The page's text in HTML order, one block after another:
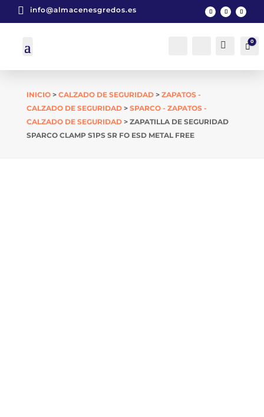
 info@almacenesgredos.es
Buscar 0
INICIO> CALZADO DE SEGURIDAD> ZAPATOS -
CALZADO DE SEGURIDAD> SPARCO - ZAPATOS -
CALZADO DE SEGURIDAD> ZAPATILLA DE SEGURIDAD
SPARCO CLAMP S1PS SR FO ESD METAL FREE